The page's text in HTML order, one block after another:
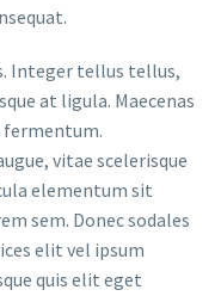
Integer tellus tellus,
at ligula. Maecenas
fermentum.
vitae scelerisque
elementum sit
sem. Donec sodales
elit vel ipsum
quis elit eget